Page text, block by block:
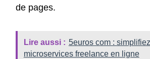
de pages.
Lire aussi : 5euros com :
microservices freelance en ligne